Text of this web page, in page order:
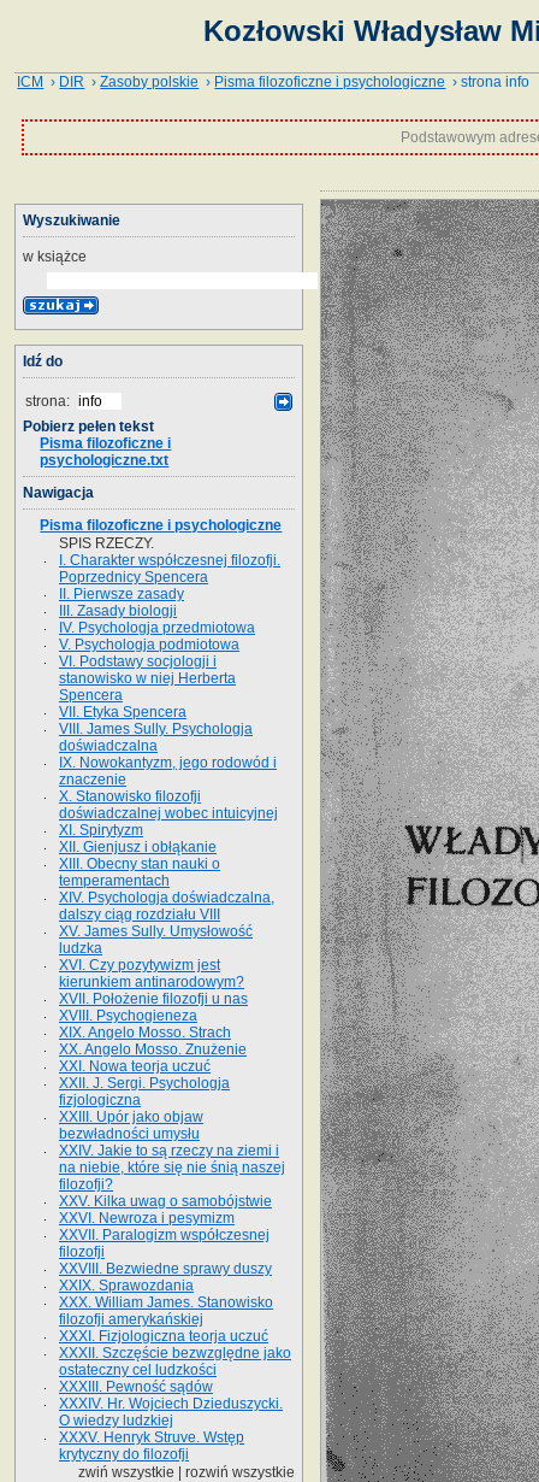
Kozłowski Władysław
ICM › DIR ›Zasoby polskie › Pisma filozoficzne i psychologiczne › strona info
Podstawowym
Wyszukiwanie
w książce
Idź do
strona:
Pobierz pełen tekst
Pisma filozoficzne i
psychologiczne.txt
Nawigacja
Pisma filozoficzne i psychologiczne
SPIS RZECZY.
I. Charakter współczesnej filozofji.
Poprzednicy Spencera
II. Pierwsze zasady
III. Zasady biologji
IV. Psychologja przedmiotowa
V. Psychologja podmiotowa
VI. Podstawy socjologji i
stanowisko w niej Herberta
Spencera
VII. Etyka Spencera
VIII. James Sully. Psychologja
doświadczalna
IX. Nowokantyzm, jego rodowód i
znaczenie
X. Stanowisko filozofji
doświadczalnej wobec intuicyjnej
XI. Spirytyzm
XII. Gienjusz i obłąkanie
XIII. Obecny stan nauki o
temperamentach
XIV. Psychologja doświadczalna,
dalszy ciąg rozdziału VIII
XV. James Sully. Umysłowość
ludzka
XVI. Czy pozytywizm jest
kierunkiem antinarodowym?
XVII. Położenie filozofji u nas
XVIII. Psychogieneza
XIX. Angelo Mosso. Strach
XX. Angelo Mosso. Znużenie
XXI. Nowa teorja uczuć
XXII. J. Sergi. Psychologja
fizjologiczna
XXIII. Upór jako objaw
bezwładności umysłu
XXIV. Jakie to są rzeczy na ziemi i
na niebie, które się nie śnią naszej
filozofji?
XXV. Kilka uwag o samobójstwie
XXVI. Newroza i pesymizm
XXVII. Paralogizm współczesnej
filozofji
XXVIII. Bezwiedne sprawy duszy
XXIX. Sprawozdania
XXX. William James. Stanowisko
filozofji amerykańskiej
XXXI. Fizjologiczna teorja uczuć
XXXII. Szczęście bezwzględne jako
ostateczny cel ludzkości
XXXIII. Pewność sądów
XXXIV. Hr. Wojciech Dzieduszycki.
O wiedzy ludzkiej
XXXV. Henryk Struve. Wstęp
krytyczny do filozofji
zwiń wszystkie
rozwiń wszystkie